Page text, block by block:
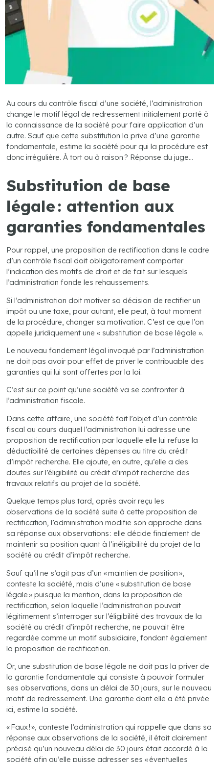
Au cours du contrôle fiscal d’une société, l’administration
change le motif légal de redressement initialement porté à
la connaissance de la société pour faire application d’un
autre. Sauf que cette substitution la prive d’une garantie
fondamentale, estime la société pour qui la procédure est
donc irrégulière. À tort ou à raison ? Réponse du juge…
Substitution de base
légale : attention aux
garanties fondamentales
Pour rappel, une proposition de rectification dans le cadre
d’un contrôle fiscal doit obligatoirement comporter
l’indication des motifs de droit et de fait sur lesquels
l’administration fonde les rehaussements.
Si l’administration doit motiver sa décision de rectifier un
impôt ou une taxe, pour autant, elle peut, à tout moment
de la procédure, changer sa motivation. C’est ce que l’on
appelle juridiquement une « substitution de base légale ».
Le nouveau fondement légal invoqué par l’administration
ne doit pas avoir pour effet de priver le contribuable des
garanties qui lui sont offertes par la loi.
C’est sur ce point qu’une société va se confronter à
l’administration fiscale.
Dans cette affaire, une société fait l’objet d’un contrôle
fiscal au cours duquel l’administration lui adresse une
proposition de rectification par laquelle elle lui refuse la
déductibilité de certaines dépenses au titre du crédit
d’impôt recherche. Elle ajoute, en outre, qu’elle a des
doutes sur l’éligibilité au crédit d’impôt recherche des
travaux relatifs au projet de la société.
Quelque temps plus tard, après avoir reçu les
observations de la société suite à cette proposition de
rectification, l’administration modifie son approche dans
sa réponse aux observations : elle décide finalement de
maintenir sa position quant à l’inéligibilité du projet de la
société au crédit d’impôt recherche.
Sauf qu’il ne s’agit pas d’un « maintien de position »,
conteste la société, mais d’une « substitution de base
légale » puisque la mention, dans la proposition de
rectification, selon laquelle l’administration pouvait
légitimement s’interroger sur l’éligibilité des travaux de la
société au crédit d’impôt recherche, ne pouvait être
regardée comme un motif subsidiaire, fondant également
la proposition de rectification.
Or, une substitution de base légale ne doit pas la priver de
la garantie fondamentale qui consiste à pouvoir formuler
ses observations, dans un délai de 30 jours, sur le nouveau
motif de redressement. Une garantie dont elle a été privée
ici, estime la société.
« Faux ! », conteste l’administration qui rappelle que dans sa
réponse aux observations de la société, il était clairement
précisé qu’un nouveau délai de 30 jours était accordé à la
société afin qu’elle puisse adresser ses « éventuelles